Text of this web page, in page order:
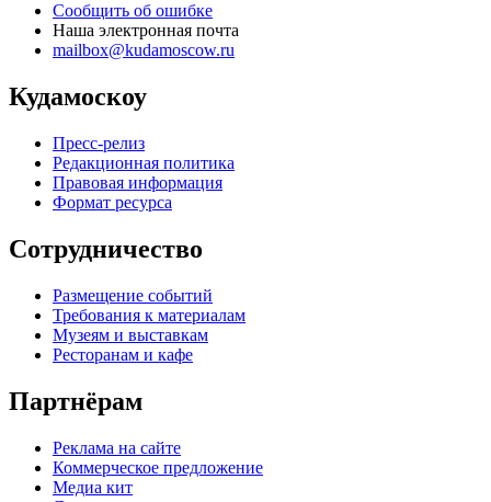
Сообщить об ошибке
Наша электронная почта
mailbox@kudamoscow.ru
Кудамоскоу
Пресс-релиз
Редакционная политика
Правовая информация
Формат ресурса
Сотрудничество
Размещение событий
Требования к материалам
Музеям и выставкам
Ресторанам и кафе
Партнёрам
Реклама на сайте
Коммерческое предложение
Медиа кит